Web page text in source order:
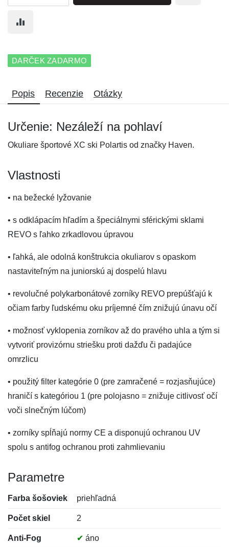
DARČEK ZADARMO
Popis Recenzie Otázky
Určenie: Nezáleží na pohlaví
Okuliare športové XC ski Polartis od značky Haven.
Vlastnosti
• na bežecké lyžovanie
• s odklápacím hľadím a špeciálnymi sférickými sklami
REVO s ľahko zrkadlovou úpravou
• ľahká, ale odolná konštrukcia okuliarov s opaskom
nastaviteľným na juniorskú aj dospelú hlavu
• revolučné polykarbonátové zorníky REVO prepúšťajú k
očiam farby ľudskému oku príjemné čím znižujú únavu očí
• možnosť vyklopenia zorníkov až do pravého uhla a tým si
vytvoriť provizórnu striešku proti dažďu či padajúce
omrzlicu
• použitý filter kategórie 0 (pre zamračené = rozjasňujúce)
hraničí s kategóriou 1 (pre polojasno = znižuje citlivosť očí
voči slnečným lúčom)
• zorníky spĺňajú normy CE a disponujú ochranou UV
spolu s antifog ochranou proti zahmlievaniu
Parametre
Farba šošoviek priehľadná
Počet skiel 2
Anti-Fog ✔ áno